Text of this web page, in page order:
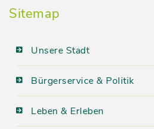
Sitemap
Unsere Stadt
Bürgerservice & Politik
Leben & Erleben